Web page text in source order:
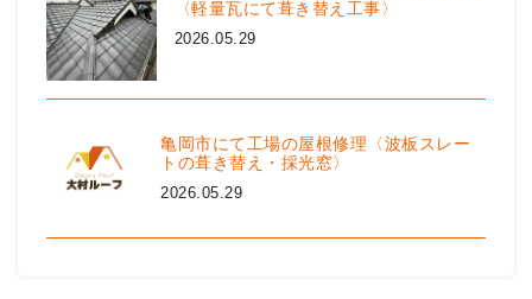
〈軽量瓦にて葺き替え工事〉
2026.05.29
亀岡市にて工場の屋根修理〈波板スレー
トの葺き替え・採光窓〉
2026.05.29